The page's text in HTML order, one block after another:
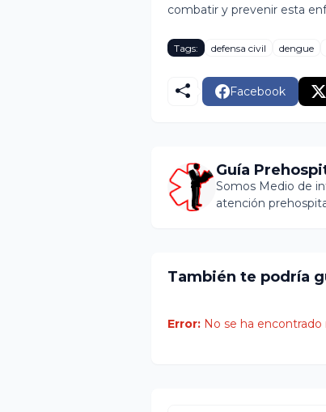
combatir y prevenir esta
Tags: defensa civil dengue
Facebook
Guía
Somos Medio de
atención
También te podría
Error: No se ha